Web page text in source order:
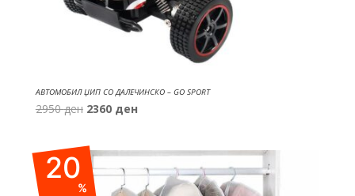
АВТОМОБИЛ ЏИП СО ДАЛЕЧИНСКО – GO SPORT
2950ден Original
was:
2950 ден.
2360 денCurrent
20
%